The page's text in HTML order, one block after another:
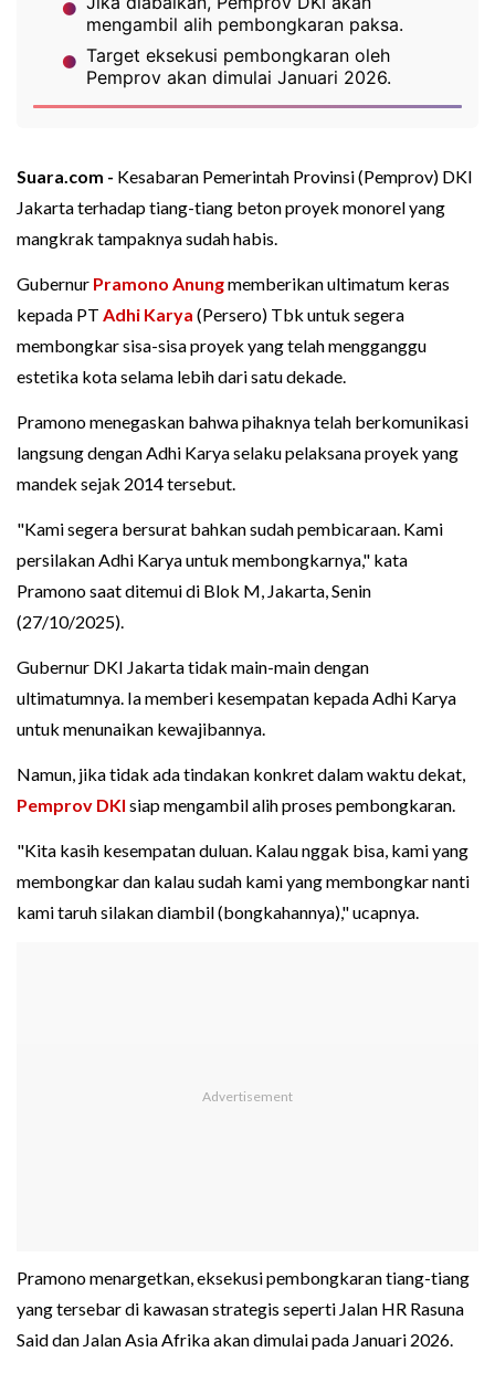
mengambil alih pembongkaran paksa.
Target eksekusi pembongkaran oleh
Pemprov akan dimulai Januari 2026.
Suara.com - Kesabaran Pemerintah Provinsi (Pemprov) DKI
Jakarta terhadap tiang-tiang beton proyek monorel yang
mangkrak tampaknya sudah habis.
Gubernur Pramono Anungmemberikan ultimatum keras
kepada PT Adhi Karya (Persero) Tbk untuk segera
membongkar sisa-sisa proyek yang telah mengganggu
estetika kota selama lebih dari satu dekade.
Pramono menegaskan bahwa pihaknya telah berkomunikasi
langsung dengan Adhi Karya selaku pelaksana proyek yang
mandek sejak 2014 tersebut.
"Kami segera bersurat bahkan sudah pembicaraan. Kami
persilakan Adhi Karya untuk membongkarnya," kata
Pramono saat ditemui di Blok M, Jakarta, Senin
(27/10/2025).
Gubernur DKI Jakarta tidak main-main dengan
ultimatumnya. Ia memberi kesempatan kepada Adhi Karya
untuk menunaikan kewajibannya.
Namun, jika tidak ada tindakan konkret dalam waktu dekat,
Pemprov DKI siap mengambil alih proses pembongkaran.
"Kita kasih kesempatan duluan. Kalau nggak bisa, kami yang
membongkar dan kalau sudah kami yang membongkar nanti
kami taruh silakan diambil (bongkahannya)," ucapnya.
Pramono menargetkan, eksekusi pembongkaran tiang-tiang
yang tersebar di kawasan strategis seperti Jalan HR Rasuna
Said dan Jalan Asia Afrika akan dimulai pada Januari 2026.